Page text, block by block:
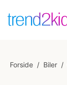
Forside / Biler /